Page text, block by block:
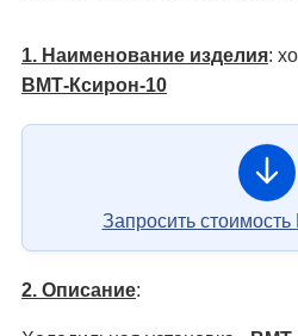
1. Наименование изделия:
ВМТ-Ксирон-10
Запросить
2. Описание: